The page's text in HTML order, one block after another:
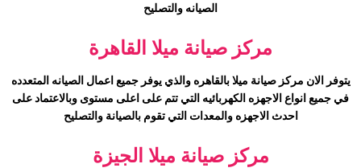
الصيانه والتصليح
مركز صيانة ميلا القاهرة
يتوفر الان مركز صيانة ميلابالقاهره والذي يوفر جميع اعمال الصيانه المتعدده
في جميع انواع الاجهزه الكهربائيه التي تتم على اعلى مستوى وبالاعتماد على
احدث الاجهزه والمعدات التي تقوم بالصيانة والتصليح
مركز صيانة ميلا الجيزة